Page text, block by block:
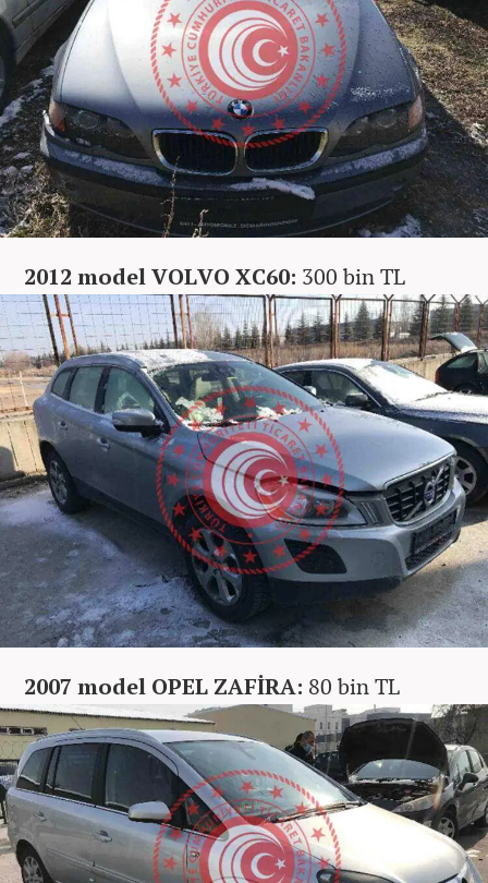
2012 model VOLVO XC60: 300 bin TL
2007 model OPEL ZAFİRA: 80 bin TL